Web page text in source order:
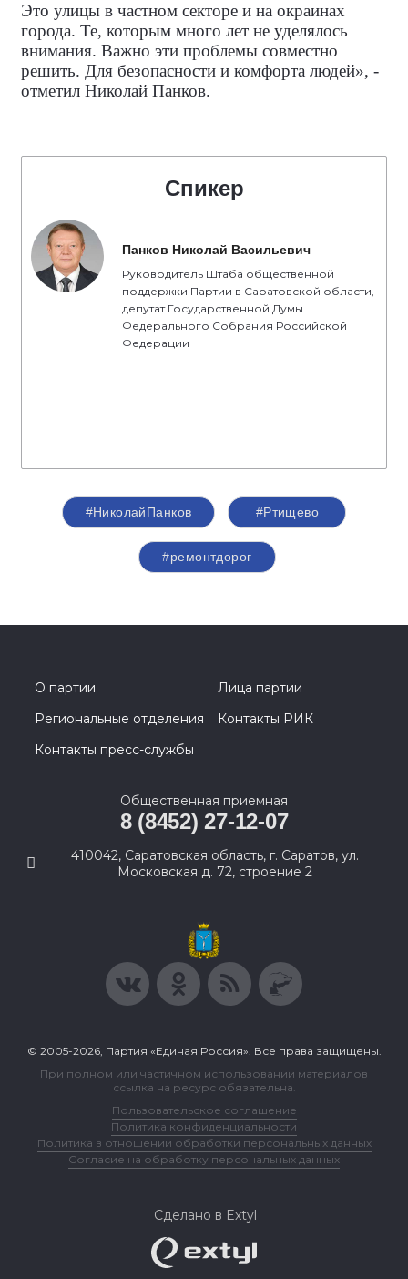
Это улицы в частном секторе и на окраинах
города. Те, которым много лет не уделялось
внимания. Важно эти проблемы совместно
решить. Для безопасности и комфорта людей», -
отметил Николай Панков.
Спикер
Панков Николай Васильевич
Руководитель Штаба общественной
поддержки Партии в Саратовской области,
депутат Государственной Думы
Федерального Собрания Российской
Федерации
#НиколайПанков #Ртищево
#ремонтдорог
О партии
Лица партии
Региональные отделения
Контакты РИК
Контакты пресс-службы
Общественная приемная
8 (8452) 27-12-07
410042, Саратовская область, г. Саратов, ул.
Московская д. 72, строение 2
© 2005-2026, Партия «Единая Россия». Все права защищены.
При полном или частичном использовании материалов
ссылка на ресурс обязательна.
Пользовательское соглашение
Политика конфиденциальности
Политика в отношении обработки персональных данных
Согласие на обработку персональных данных
Сделано в Extyl